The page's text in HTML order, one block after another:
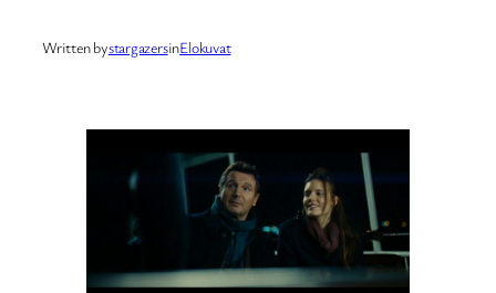
Written bystargazersinElokuvat